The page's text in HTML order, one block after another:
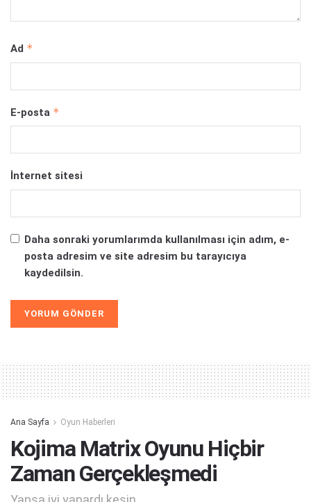
Ad *
E-posta *
İnternet sitesi
Daha sonraki yorumlarımda kullanılması için adım, e-
posta adresim ve site adresim bu tarayıcıya
kaydedilsin.
Ana Sayfa Oyun Haberleri
Kojima Matrix Oyunu Hiçbir
Zaman Gerçekleşmedi